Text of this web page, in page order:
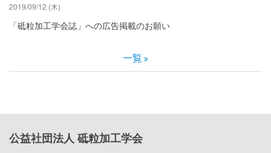
2019/09/12 (木)
「砥粒加工学会誌」への広告掲載のお願い
一覧
公益社団法人 砥粒加工学会